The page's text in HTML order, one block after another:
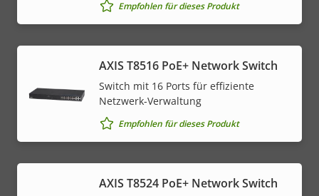
Empfohlen für dieses Produkt
AXIS T8516 PoE+ Network Switch
Switch mit 16 Ports für effiziente
Netzwerk-Verwaltung
Empfohlen für dieses Produkt
AXIS T8524 PoE+ Network Switch